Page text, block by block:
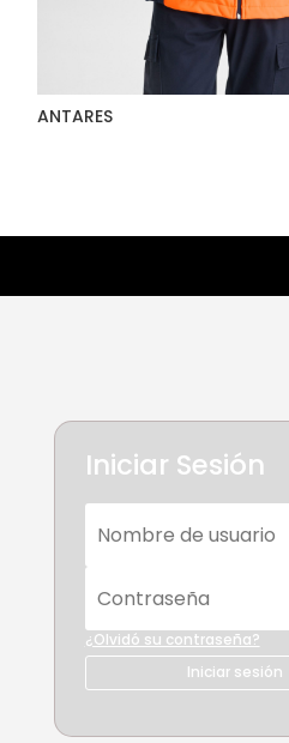
ANTARES
Iniciar Sesión
¿Olvidó su contraseña?
Iniciar sesión